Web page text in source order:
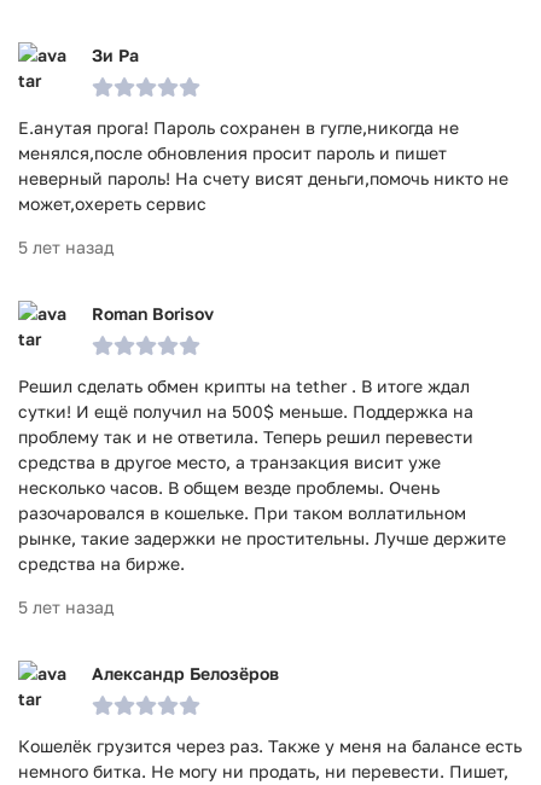
Зи Ра
Е.анутая прога! Пароль сохранен в гугле,никогда не
менялся,после обновления просит пароль и пишет
неверный пароль! На счету висят деньги,помочь никто не
может,охереть сервис
5 лет назад
Roman Borisov
Решил сделать обмен крипты на tether . В итоге ждал
сутки! И ещё получил на 500$ меньше. Поддержка на
проблему так и не ответила. Теперь решил перевести
средства в другое место, а транзакция висит уже
несколько часов. В общем везде проблемы. Очень
разочаровался в кошельке. При таком воллатильном
рынке, такие задержки не простительны. Лучше держите
средства на бирже.
5 лет назад
Александр Белозёров
Кошелёк грузится через раз. Также у меня на балансе есть
немного битка. Не могу ни продать, ни перевести. Пишет,